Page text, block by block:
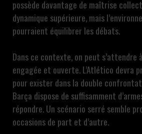
possède davantage de maîtrise
dynamique supérieure, mais
pourraient équilibrer les débats.
Dans ce contexte, on peut s’attendre
engagée et ouverte. L’Atlético devra
pour exister dans la double
Barça dispose de suffisamment
répondre. Un scénario serré semble
occasions de part et d’autre.